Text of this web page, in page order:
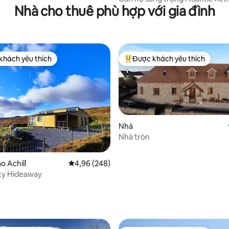
tầm nhìn Burren
Nhà cho thuê phù hợp với gia đình
374 đánh giá
yêu thích nhất
yêu thích
Achill Xếp hạng trung bình 4,96/5, 248 đánh giá
4,96 (248)
Hideaway
Được khách yêu thích nhất
Được khách yêu thích
Nhà
Nhà tròn